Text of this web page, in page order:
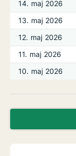
14. maj 2026
13. maj 2026
12. maj 2026
11. maj 2026
10. maj 2026